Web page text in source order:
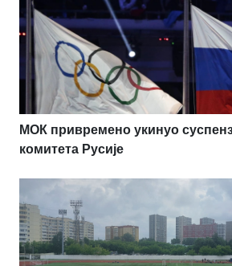
МОК привремено укинуо
комитета Русије